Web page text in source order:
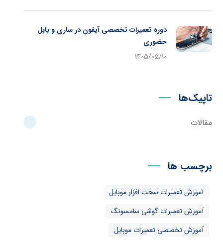
دوره تعمیرات تخصصی آیفون در ساری و بابل
حضوری
1405/05/10
تاپیک‌ها
مقالات
برچسب ها
آموزش تعمیرات سخت افزار موبایل
آموزش تعمیرات گوشی سامسونگ
آموزش تخصصی تعمیرات موبایل